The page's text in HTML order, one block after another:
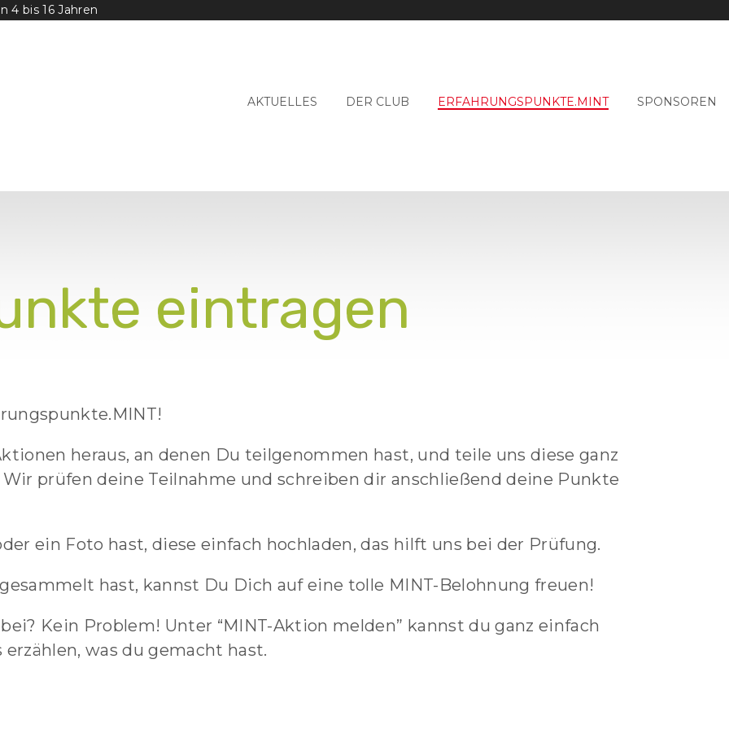
4 bis 16 Jahren
AKTUELLES DER CLUB ERFAHRUNGSPUNKTE.MINT SPONSOREN
eintragen
heraus, an denen Du teilgenommen hast, und teile uns diese ganz
prüfen deine Teilnahme und schreiben dir anschließend deine Punkte
ein Foto hast, diese einfach hochladen, das hilft uns bei der Prüfung.
hast, kannst Du Dich auf eine tolle MINT-Belohnung freuen!
Kein Problem! Unter “MINT-Aktion melden” kannst du ganz einfach
was du gemacht hast.